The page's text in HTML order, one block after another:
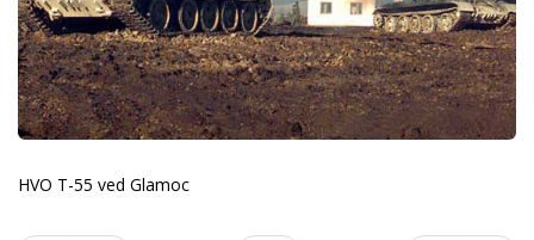
HVO T-55 ved Glamoc